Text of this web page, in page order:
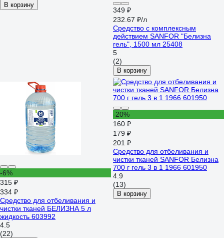
В корзину
349 ₽
232.67 ₽/л
Средство с комплексным
действием SANFOR "Белизна
гель", 1500 мл 25408
5
(2)
В корзину
-6%
315 ₽
334 ₽
Средство для отбеливания и
чистки тканей БЕЛИЗНА 5 л
жидкость 603992
4.5
(22)
-20%
160 ₽
179 ₽
201 ₽
Средство для отбеливания и
чистки тканей SANFOR Белизна
700 г гель 3 в 1 1966 601950
4.9
(13)
В корзину